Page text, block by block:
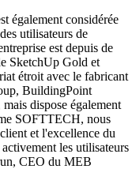
également considérée
utilisateurs de
est depuis de
SketchUp Gold et
étroit avec le fabricant
BuildingPoint
dispose également
SOFTTECH, nous
et l'excellence du
les utilisateurs
CEO du MEB